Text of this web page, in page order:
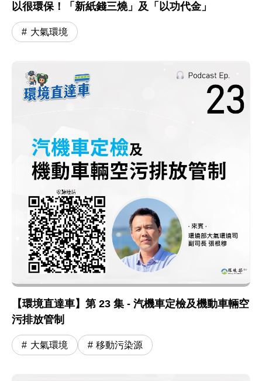
以很環保！「新紙錢三燒」及「以功代金」
大氣環境
【環境直達車】第 23 集 - 汽機車定檢及機動車輛空
污排放管制
大氣環境 移動污染源